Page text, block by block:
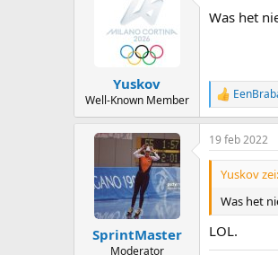
i
:
Yuskov
Well-Known Member
Was het
R
e
a
c
t
n
s
:
SprintMaster
Moderator
19 feb 2022
Yuskov zei:
Was het
LOL.